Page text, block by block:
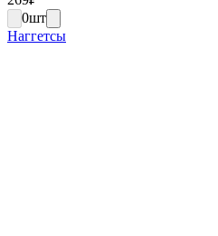
0шт
Наггетсы